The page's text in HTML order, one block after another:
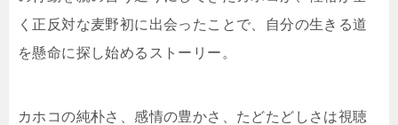
く正反対な麦野初に出会ったことで、自分の生きる道
を懸命に探し始めるストーリー。
カホコの純朴さ、感情の豊かさ、たどたどしさは視聴